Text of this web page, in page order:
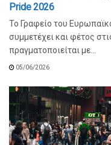
Pride 2026
Το Γραφείο του
συμμετέχει και φέτος
πραγματοποιείται με...
05/06/2026